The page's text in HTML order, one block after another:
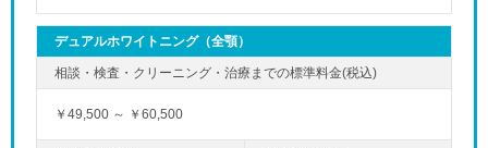
デュアルホワイトニング（全顎）
￥49,500 ～ ￥60,500